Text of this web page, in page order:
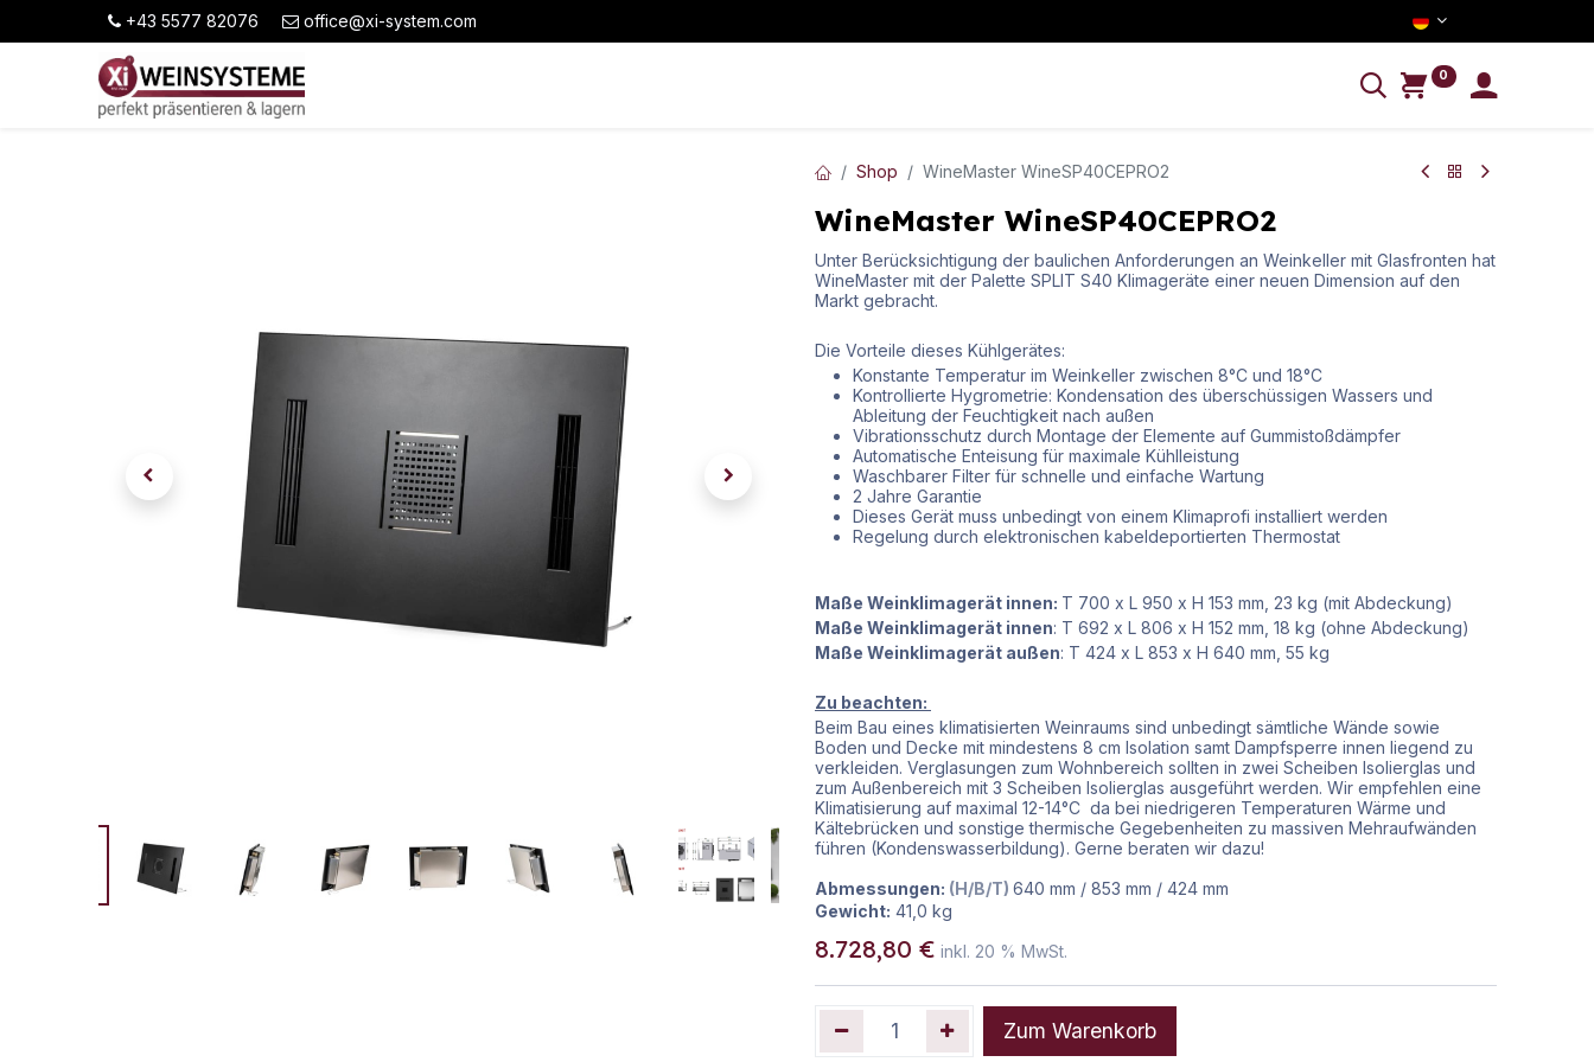
+43 5577 82076 office@xi-system.com
0
Shop WineMaster WineSP40CEPRO2
WineMaster WineSP40CEPRO2
Unter Berücksichtigung der baulichen Anforderungen an Weinkeller mit Glasfronten hat
WineMaster mit der Palette SPLIT S40 Klimageräte einer neuen Dimension auf den
Markt gebracht.
Die Vorteile dieses Kühlgerätes:
Konstante Temperatur im Weinkeller zwischen 8°C und 18°C
Kontrollierte Hygrometrie: Kondensation des überschüssigen Wassers und
Ableitung der Feuchtigkeit nach außen
Vibrationsschutz durch Montage der Elemente auf Gummistoßdämpfer
Automatische Enteisung für maximale Kühlleistung
Waschbarer Filter für schnelle und einfache Wartung
2 Jahre Garantie
Dieses Gerät muss unbedingt von einem Klimaprofi installiert werden
Regelung durch elektronischen kabeldeportierten Thermostat
Maße Weinklimagerät innen: T 700 x L 950 x H 153 mm, 23 kg (mit Abdeckung)
Maße Weinklimagerät innen: T 692 x L 806 x H 152 mm, 18 kg (ohne Abdeckung)
Maße Weinklimagerät außen: T 424 x L 853 x H 640 mm, 55 kg
Zu beachten:
Beim Bau eines klimatisierten Weinraums sind unbedingt sämtliche Wände sowie
Boden und Decke mit mindestens 8 cm Isolation samt Dampfsperre innen liegend zu
verkleiden. Verglasungen zum Wohnbereich sollten in zwei Scheiben Isolierglas und
zum Außenbereich mit 3 Scheiben Isolierglas ausgeführt werden. Wir empfehlen eine
Klimatisierung auf maximal 12-14°C da bei niedrigeren Temperaturen Wärme und
Kältebrücken und sonstige thermische Gegebenheiten zu massiven Mehraufwänden
führen (Kondenswasserbildung). Gerne beraten wir dazu!
Abmessungen: (H/B/T) 640 mm / 853 mm / 424 mm
Gewicht: 41,0 kg
8.728,80 € inkl. 20 % MwSt.
Zum Warenkorb